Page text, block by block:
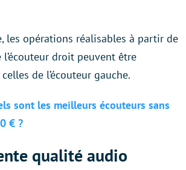
les opérations réalisables à partir de
droit peuvent être
de l’écouteur gauche.
sont les meilleurs écouteurs sans
€ ?
qualité audio